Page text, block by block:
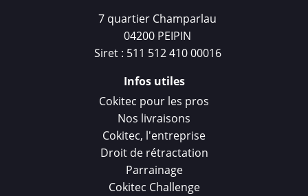
7 quartier Champarlau
04200 PEIPIN
Siret : 511 512 410 00016
Infos utiles
Cokitec pour les pros
Nos livraisons
Cokitec, l'entreprise
Droit de rétractation
Parrainage
Cokitec Challenge